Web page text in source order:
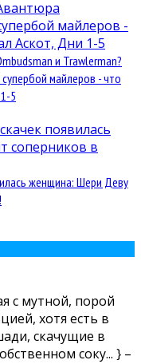
и Trawlerman?
майлеров - что
5
женщина: Шери Деву
с мутной, порой
хотя есть в
скачущие в
соку... } –